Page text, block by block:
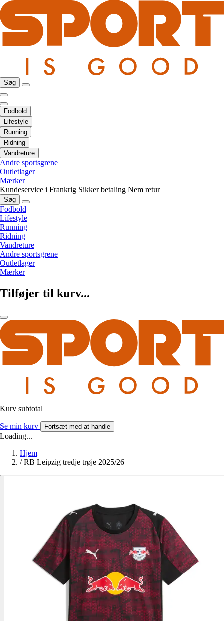
Søg
Fodbold
Lifestyle
Running
Ridning
Vandreture
Andre sportsgrene
Outletlager
Mærker
Kundeservice i Frankrig Sikker betaling Nem retur
Søg
Fodbold
Lifestyle
Running
Ridning
Vandreture
Andre sportsgrene
Outletlager
Mærker
Tilføjer til kurv...
Kurv subtotal
Se min kurv Fortsæt med at handle
Loading...
Hjem
/ RB Leipzig tredje trøje 2025/26